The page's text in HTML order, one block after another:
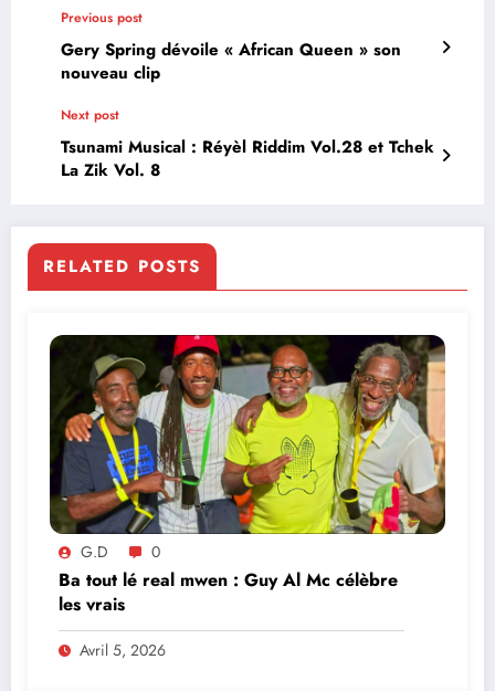
Previous post
Gery Spring dévoile « African Queen » son
nouveau clip
Next post
Tsunami Musical : Réyèl Riddim Vol.28 et Tchek
La Zik Vol. 8
RELATED POSTS
G.D 0
Ba tout lé real mwen : Guy Al Mc célèbre
les vrais
Avril 5, 2026